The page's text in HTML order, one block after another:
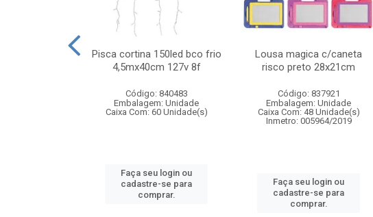
Pisca cortina 150led bco frio
4,5mx40cm 127v 8f
Código: 840483
Embalagem: Unidade
Caixa Com: 60 Unidade(s)
Faça seu login ou
cadastre-se para
comprar.
Lousa magica c/caneta
risco preto 28x21cm
Código: 837921
Embalagem: Unidade
Caixa Com: 48 Unidade(s)
Inmetro: 005964/2019
Faça seu login ou
cadastre-se para
comprar.